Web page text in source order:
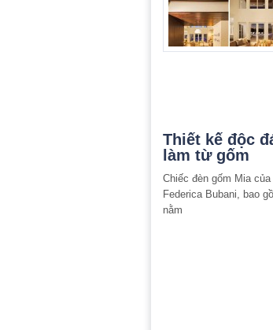
Thiết kế độc
làm từ gốm
Chiếc đèn gốm Mia
Federica Bubani, bao
nằm